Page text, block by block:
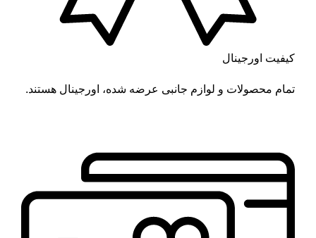
کیفیت اورجینال
تمام محصولات و لوازم جانبی عرضه شده، اورجینال هستند.